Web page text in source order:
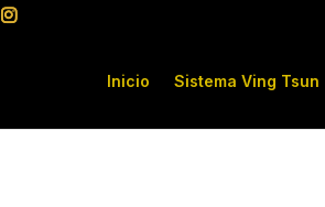
Inicio Sistema Ving Tsun